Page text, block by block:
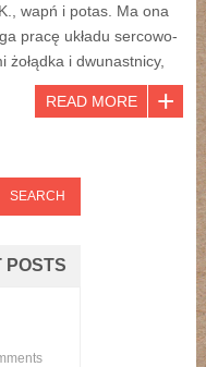
wapń i potas. Ma ona
pracę układu sercowo-
i dwunastnicy,
READ MORE
POSTS